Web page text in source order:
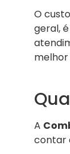
O
geral,
A
contar